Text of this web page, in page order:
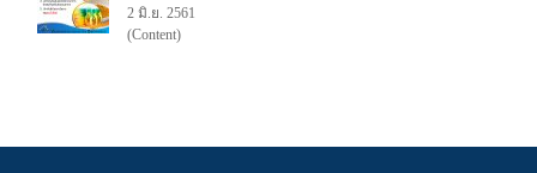
2 มิ.ย. 2561
(Content)